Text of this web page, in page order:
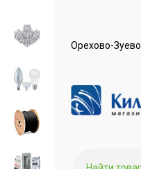
Орехово-Зуево